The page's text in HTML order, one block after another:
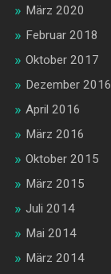
März 2020
Februar 2018
Oktober 2017
Dezember 2016
April 2016
März 2016
Oktober 2015
März 2015
Juli 2014
Mai 2014
März 2014